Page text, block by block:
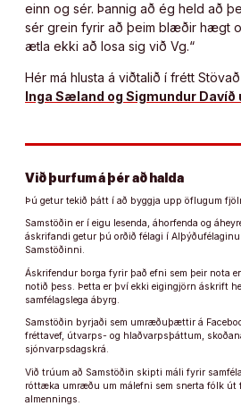
einn og sér. Þannig að ég held að
sér grein fyrir að þeim blæðir hægt
ætla ekki að losa sig við Vg.“
Hér má hlusta á viðtalið í frétt
Inga Sæland og Sigmundur Davíð
Við þurfum á þér að halda
Þú getur tekið þátt í að byggja upp öflugum
Samstöðin er í eigu lesenda, áhorfenda og
áskrifandi getur þú orðið félagi í Alþýðufélaginu
Samstöðinni.
Áskrifendur borga fyrir það efni sem þeir nota
notið þess. Þetta er því ekki eigingjörn áskrift
samfélagslega ábyrg.
Samstöðin byrjaði sem umræðuþættir á
fréttavef, útvarps- og hlaðvarpsþáttum,
sjónvarpsdagskrá.
Við trúum að Samstöðin skipti máli fyrir
róttæka umræðu um málefni sem snerta fólk út
almennings.